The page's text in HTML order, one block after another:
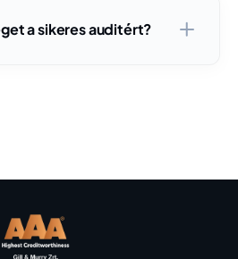
a sikeres auditért?